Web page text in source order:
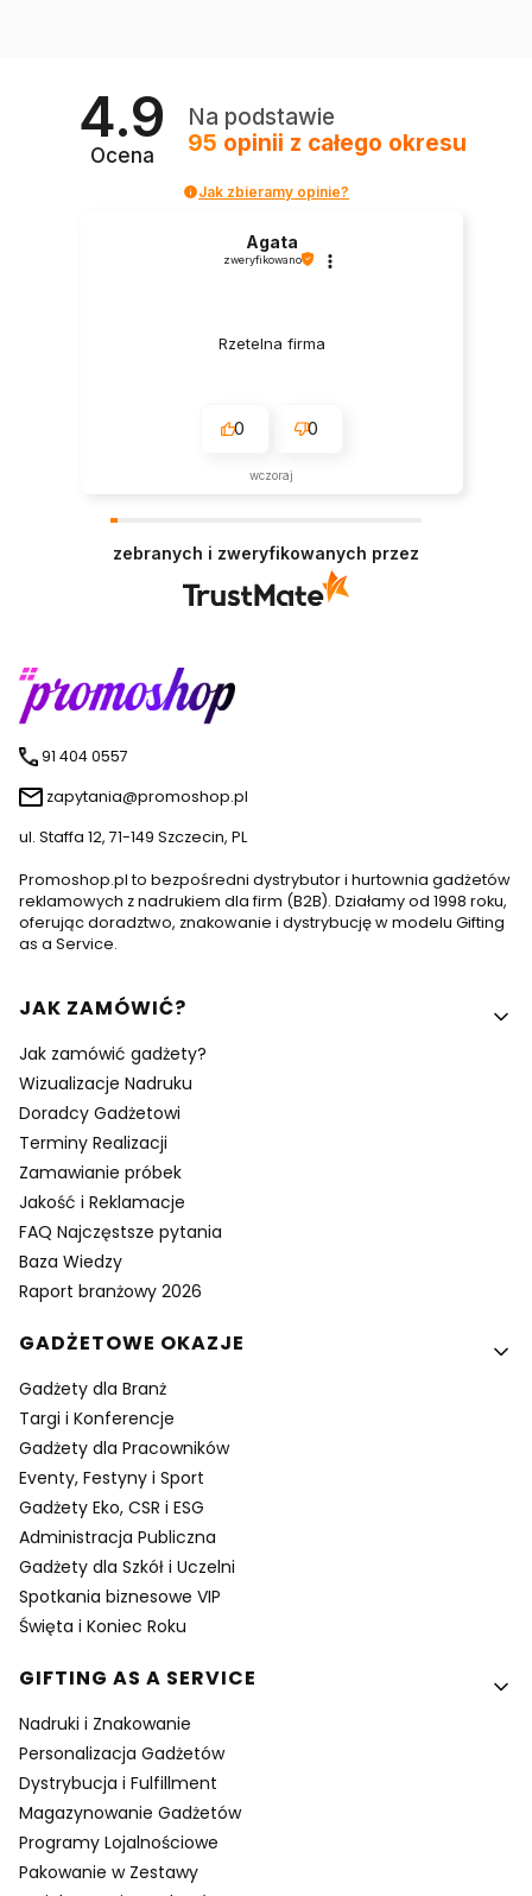
4.9
Ocena
Na podstawie
95 opinii z całego okresu
Jak zbieramy opinie?
Agata
zweryfikowano
Rzetelna firma
0 0
wczoraj
zebranych i zweryfikowanych przez
91 404 0557
zapytania@promoshop.pl
ul. Staffa 12, 71-149 Szczecin, PL
Promoshop.pl to bezpośredni dystrybutor i hurtownia gadżetów
reklamowych z nadrukiem dla firm (B2B). Działamy od 1998 roku,
oferując doradztwo, znakowanie i dystrybucję w modelu Gifting
as a Service.
Linki w stopce
JAK ZAMÓWIĆ?
Jak zamówić gadżety?
Wizualizacje Nadruku
Doradcy Gadżetowi
Terminy Realizacji
Zamawianie próbek
Jakość i Reklamacje
FAQ Najczęstsze pytania
Baza Wiedzy
Raport branżowy 2026
GADŻETOWE OKAZJE
Gadżety dla Branż
Targi i Konferencje
Gadżety dla Pracowników
Eventy, Festyny i Sport
Gadżety Eko, CSR i ESG
Administracja Publiczna
Gadżety dla Szkół i Uczelni
Spotkania biznesowe VIP
Święta i Koniec Roku
GIFTING AS A SERVICE
Nadruki i Znakowanie
Personalizacja Gadżetów
Dystrybucja i Fulfillment
Magazynowanie Gadżetów
Programy Lojalnościowe
Pakowanie w Zestawy